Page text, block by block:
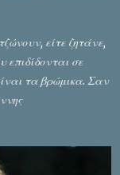
είτε ζητάνε,
σε
τα βρώμικα. Σαν